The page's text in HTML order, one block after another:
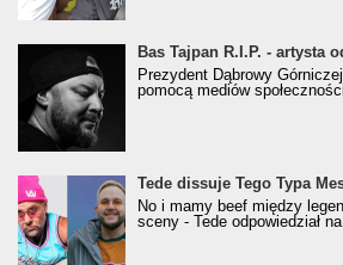
Bas Tajpan R.I.P. - artysta
Prezydent Dąbrowy
pomocą mediów
Tede dissuje Tego Typa
No i mamy beef między
sceny - Tede odpowiedział